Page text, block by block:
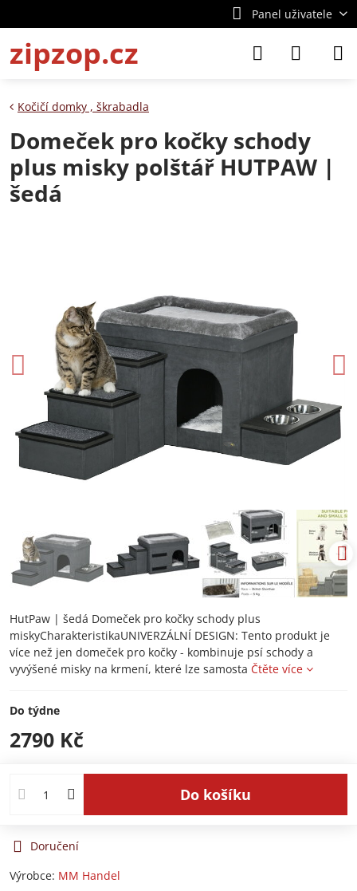
Panel uživatele
zipzop.cz
Kočičí domky , škrabadla
Domeček pro kočky schody
plus misky polštář HUTPAW |
šedá
HutPaw | šedá Domeček pro kočky schody plus
miskyCharakteristikaUNIVERZÁLNÍ DESIGN: Tento produkt je
více než jen domeček pro kočky - kombinuje psí schody a
vyvýšené misky na krmení, které lze samosta Čtěte více
Do týdne
2790 Kč
Do košíku
Doručení
Výrobce: MM Handel